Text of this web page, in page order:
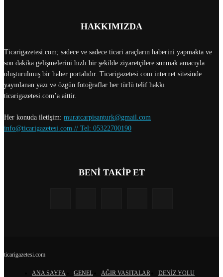
HAKKIMIZDA
Ticarigazetesi.com; sadece ve sadece ticari araçların haberini yapmakta ve
son dakika gelişmelerini hızlı bir şekilde ziyaretçilere sunmak amacıyla
oluşturulmuş bir haber portalıdır. Ticarigazetesi.com internet sitesinde
yayınlanan yazı ve özgün fotoğraflar her türlü telif hakkı
ticarigazetesi.com’a aittir.
Her konuda iletişim: muratcarpisanturk@gmail.com
info@ticarigazetesi.com // Tel: 05322700190
BENİ TAKİP ET
ticarigazetesi.com
ANA SAYFA GENEL AĞIR VASITALAR
DENİZ YOLU